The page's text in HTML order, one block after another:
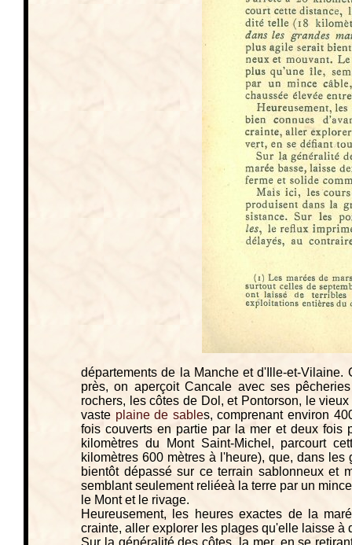
départements de la Manche et d'Ille-et-
près, on aperçoit Cancale avec ses
rochers, les côtes de Dol, et Pontorson, le
vaste plaine de sables, comprenant environ
fois couverts en partie par la mer et deux fois
kilomètres du Mont Saint-Michel, parcourt
kilomètres 600 mètres à l'heure), que, dans
bientôt dépassé sur ce terrain sablonneux et
semblant seulement reliéeà la terre par un
le Mont et le rivage.
Heureusement, les heures exactes de la
crainte, aller explorer les plages qu'elle laisse à
Sur la généralité des côtes, la mer, en se